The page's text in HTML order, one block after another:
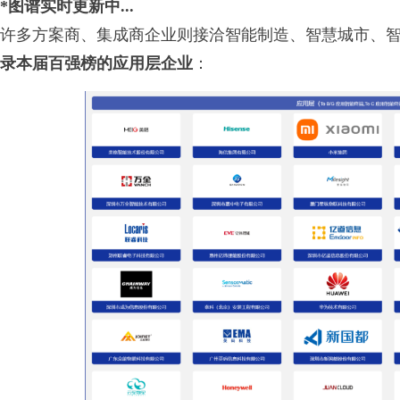
*图谱实时更新中...
许多方案商、集成商企业则接洽智能制造、智慧城市、
录本届百强榜的应用层企业 ：